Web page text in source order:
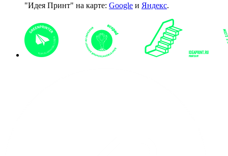
"Идея Принт" на карте: Google и Яндекс.